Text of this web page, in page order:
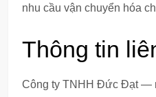
nhu cầu vận chuyển hóa
Thông tin
Công ty TNHH Đức Đạt —